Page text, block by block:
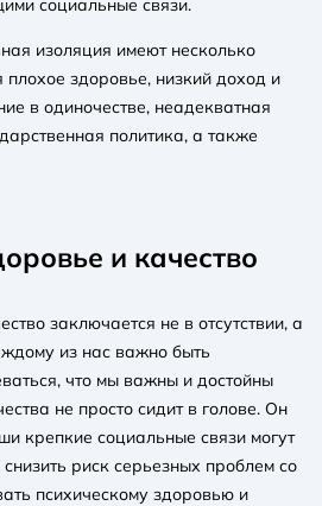
изоляция имеют несколько
плохое здоровье, низкий доход и
в одиночестве, неадекватная
политика, а также
и качество
заключается не в отсутствии, а
из нас важно быть
что мы важны и достойны
не просто сидит в голове. Он
крепкие социальные связи могут
риск серьезных проблем со
психическому здоровью и